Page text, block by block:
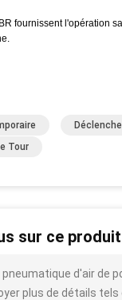
fournissent l'opération
Tour
sur ce produit
d'air de
plus de détails tels